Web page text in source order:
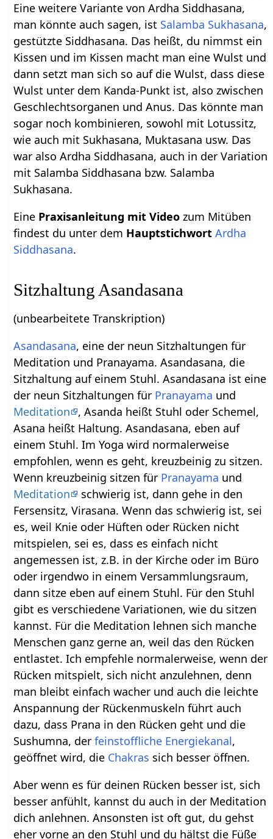
Eine weitere Variante von Ardha Siddhasana,
man könnte auch sagen, ist Salamba Sukhasana,
gestützte Siddhasana. Das heißt, du nimmst ein
Kissen und im Kissen macht man eine Wulst und
dann setzt man sich so auf die Wulst, dass diese
Wulst unter dem Kanda-Punkt ist, also zwischen
Geschlechtsorganen und Anus. Das könnte man
sogar noch kombinieren, sowohl mit Lotussitz,
wie auch mit Sukhasana, Muktasana usw. Das
war also Ardha Siddhasana, auch in der Variation
mit Salamba Siddhasana bzw. Salamba
Sukhasana.
Eine Praxisanleitung mit Video zum Mitüben
findest du unter dem Hauptstichwort Ardha
Siddhasana.
Sitzhaltung Asandasana
(unbearbeitete Transkription)
Asandasana, eine der neun Sitzhaltungen für
Meditation und Pranayama. Asandasana, die
Sitzhaltung auf einem Stuhl. Asandasana ist eine
der neun Sitzhaltungen für Pranayama und
Meditation
, Asanda heißt Stuhl oder Schemel,
Asana heißt Haltung. Asandasana, eben auf
einem Stuhl. Im Yoga wird normalerweise
empfohlen, wenn es geht, kreuzbeinig zu sitzen.
Wenn kreuzbeinig sitzen für Pranayama und
Meditation
schwierig ist, dann gehe in den
Fersensitz, Virasana. Wenn das schwierig ist, sei
es, weil Knie oder Hüften oder Rücken nicht
mitspielen, sei es, dass es einfach nicht
angemessen ist, z.B. in der Kirche oder im Büro
oder irgendwo in einem Versammlungsraum,
dann sitze eben auf einem Stuhl. Für den Stuhl
gibt es verschiedene Variationen, wie du sitzen
kannst. Für die Meditation lehnen sich manche
Menschen ganz gerne an, weil das den Rücken
entlastet. Ich empfehle normalerweise, wenn der
Rücken mitspielt, sich nicht anzulehnen, denn
man bleibt einfach wacher und auch die leichte
Anspannung der Rückenmuskeln führt auch
dazu, dass Prana in den Rücken geht und die
Sushumna, derfeinstoffliche Energiekanal,
geöffnet wird, die Chakras sich besser öffnen.
Aber wenn es für deinen Rücken besser ist, sich
besser anfühlt, kannst du auch in der Meditation
dich anlehnen. Ansonsten ist oft gut, du gehst
eher vorne an den Stuhl und du hältst die Füße